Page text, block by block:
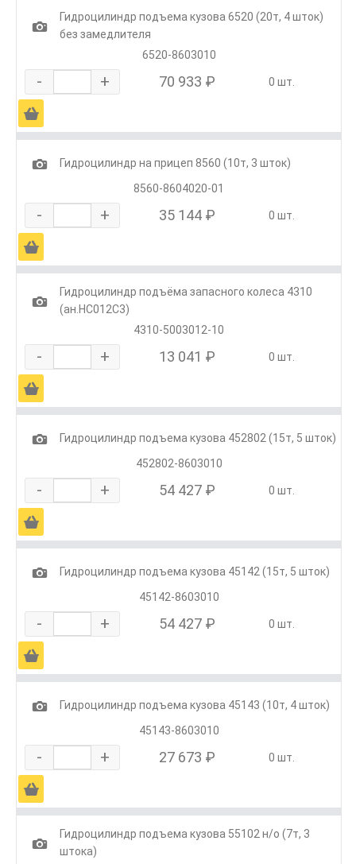
1
Гидроцилиндр подъема кузова 6520 (20т, 4 шток)
без замедлителя
6520-8603010
- + 70 933 ₽ 0 шт.
Ä
1
Гидроцилиндр на прицеп 8560 (10т, 3 шток)
8560-8604020-01
- + 35 144 ₽ 0 шт.
Ä
1
Гидроцилиндр подъёма запасного колеса 4310
(ан.HC012C3)
4310-5003012-10
- + 13 041 ₽ 0 шт.
Ä
1
Гидроцилиндр подъема кузова 452802 (15т, 5 шток)
452802-8603010
- + 54 427 ₽ 0 шт.
Ä
1
Гидроцилиндр подъема кузова 45142 (15т, 5 шток)
45142-8603010
- + 54 427 ₽ 0 шт.
Ä
1
Гидроцилиндр подъема кузова 45143 (10т, 4 шток)
45143-8603010
- + 27 673 ₽ 0 шт.
Ä
1
Гидроцилиндр подъема кузова 55102 н/о (7т, 3
штока)